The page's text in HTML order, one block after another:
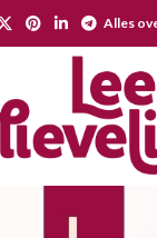
Alles